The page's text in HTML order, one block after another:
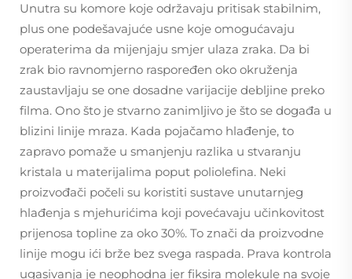
Unutra su komore koje održavaju pritisak stabilnim,
plus one podešavajuće usne koje omogućavaju
operaterima da mijenjaju smjer ulaza zraka. Da bi
zrak bio ravnomjerno raspoređen oko okruženja
zaustavljaju se one dosadne varijacije debljine preko
filma. Ono što je stvarno zanimljivo je što se događa u
blizini linije mraza. Kada pojačamo hlađenje, to
zapravo pomaže u smanjenju razlika u stvaranju
kristala u materijalima poput poliolefina. Neki
proizvođači počeli su koristiti sustave unutarnjeg
hlađenja s mjehurićima koji povećavaju učinkovitost
prijenosa topline za oko 30%. To znači da proizvodne
linije mogu ići brže bez svega raspada. Prava kontrola
ugasivanja je neophodna jer fiksira molekule na svoje